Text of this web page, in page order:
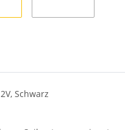
Schwarz